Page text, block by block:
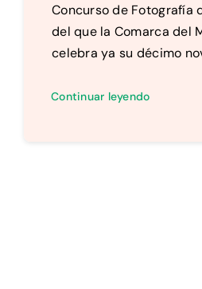
Concurso de Fotografía
del que la Comarca del
celebra ya su décimo
Continuar leyendo